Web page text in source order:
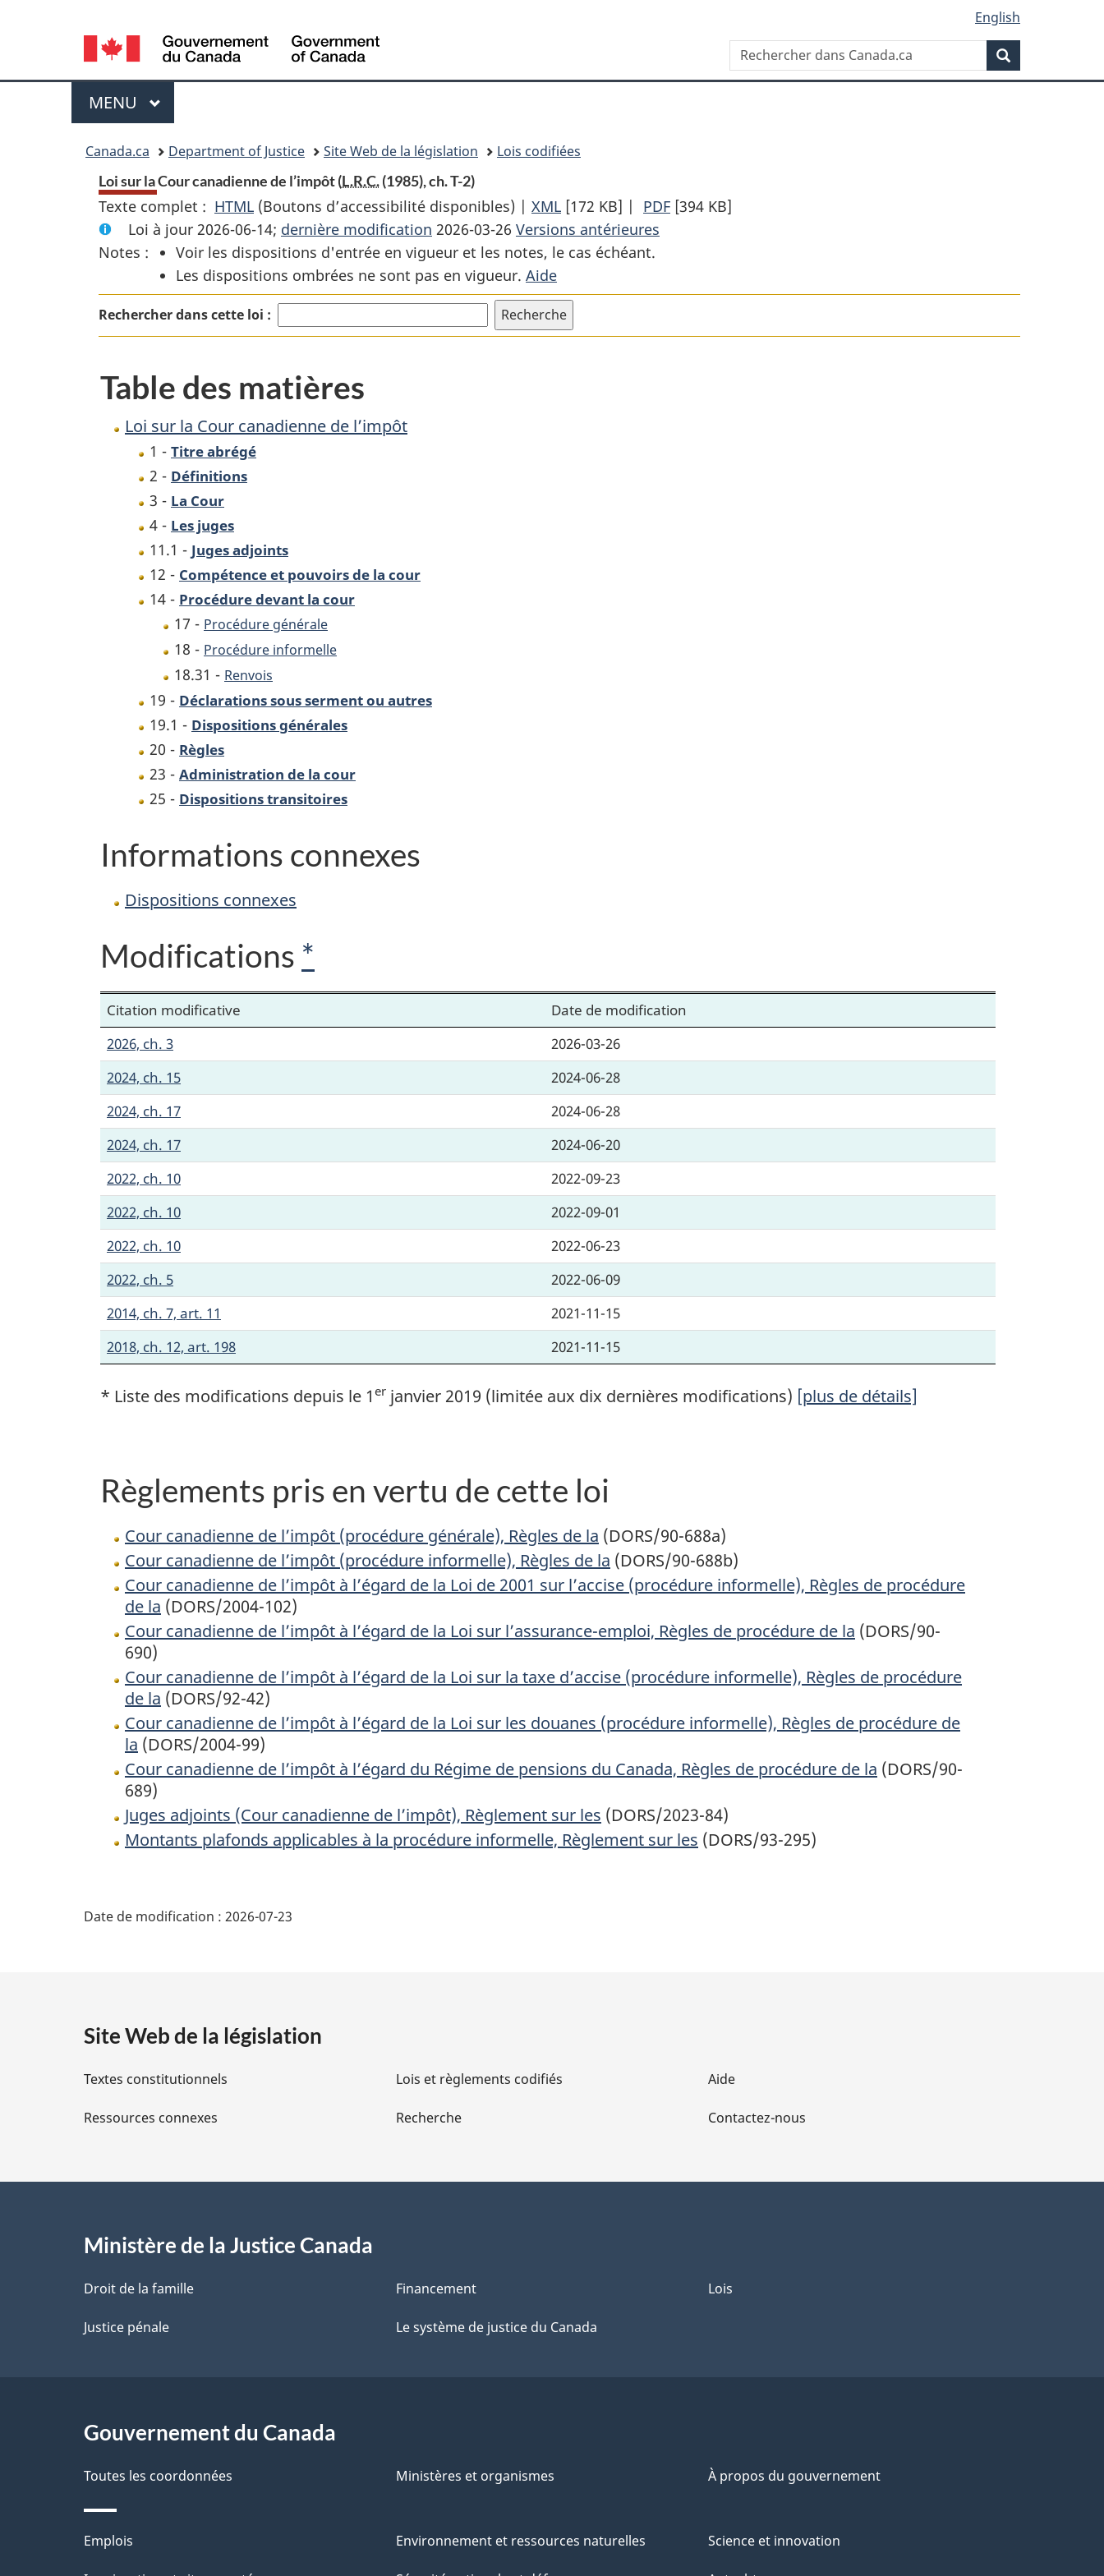
principal
À
site
version
Language
selection
English
Rechercher
dans
Canada.ca
Menu
MENU PRINCIPAL
Canada.ca Department of Justice Site Web de la législation
Lois codifiées
Loi sur la Cour canadienne de l’impôt (L.R.C.(1985), ch. T-2)
Texte complet : HTML Texte
complet
:
Loi
sur
la
de
(Boutons d’accessibilité disponibles) | XML Texte
complet
:
sur
la
[172 KB] | PDF Texte
sur
[394 KB]
Loi à jour 2026-06-14; dernière modification 2026-03-26 Versions antérieures
Notes :
Voir les dispositions d'entrée en vigueur et les notes, le cas échéant.
Les dispositions ombrées ne sont pas en vigueur. Aide
Rechercher dans cette loi :
Table des matières
Loi sur la Cour canadienne de l’impôt
1 - Titre abrégé
2 - Définitions
3 - La Cour
4 - Les juges
11.1 - Juges adjoints
12 - Compétence et pouvoirs de la cour
14 - Procédure devant la cour
17 - Procédure générale
18 - Procédure informelle
18.31 - Renvois
19 - Déclarations sous serment ou autres
19.1 - Dispositions générales
20 - Règles
23 - Administration de la cour
25 - Dispositions transitoires
Informations connexes
Dispositions connexes
Modifications *
Citation modificative
Date de modification
2026, ch. 3
2026-03-26
2024, ch. 15
2024-06-28
2024, ch. 17
2024-06-28
2024, ch. 17
2024-06-20
2022, ch. 10
2022-09-23
2022, ch. 10
2022-09-01
2022, ch. 10
2022-06-23
2022, ch. 5
2022-06-09
2014, ch. 7, art. 11
2021-11-15
2018, ch. 12, art. 198
2021-11-15
* Liste des modifications depuis le 1 er janvier 2019 (limitée aux dix dernières modifications) [plus de détails]
Règlements pris en vertu de cette loi
Cour canadienne de l’impôt (procédure générale), Règles de la (DORS/90-688a)
Cour canadienne de l’impôt (procédure informelle), Règles de la (DORS/90-688b)
Cour canadienne de l’impôt à l’égard de la Loi de 2001 sur l’accise (procédure informelle), Règles de procédure
de la (DORS/2004-102)
Cour canadienne de l’impôt à l’égard de la Loi sur l’assurance-emploi, Règles de procédure de la (DORS/90-
690)
Cour canadienne de l’impôt à l’égard de la Loi sur la taxe d’accise (procédure informelle), Règles de procédure
de la (DORS/92-42)
Cour canadienne de l’impôt à l’égard de la Loi sur les douanes (procédure informelle), Règles de procédure de
la (DORS/2004-99)
Cour canadienne de l’impôt à l’égard du Régime de pensions du Canada, Règles de procédure de la (DORS/90-
689)
Juges adjoints (Cour canadienne de l’impôt), Règlement sur les (DORS/2023-84)
Montants plafonds applicables à la procédure informelle, Règlement sur les (DORS/93-295)
i
l
s
l
a
p
e
Date de modification : 2026-07-23
Site Web de la législation
Textes constitutionnels
Ressources connexes
Lois et règlements codifiés
Recherche
Aide
Contactez-nous
Ministère de la Justice Canada
Droit de la famille
Justice pénale
Financement
Le système de justice du Canada
Lois
Gouvernement du Canada
Toutes les coordonnées Ministères et organismes À propos du gouvernement
Thèmes
Emplois Environnement et ressources naturelles Science et innovation